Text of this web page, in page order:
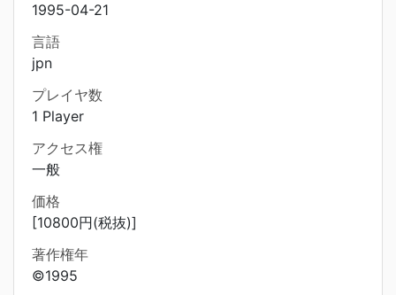
1995-04-21
言語
jpn
プレイヤ数
1 Player
アクセス権
一般
価格
[10800円(税抜)]
著作権年
©1995